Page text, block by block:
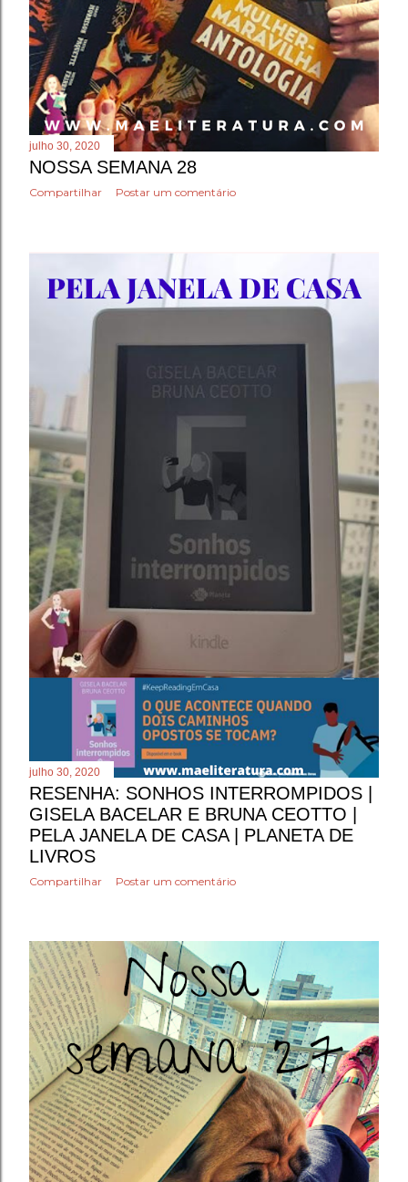
julho 30, 2020
NOSSA SEMANA 28
Compartilhar Postar um comentário
julho 30, 2020
RESENHA: SONHOS INTERROMPIDOS |
GISELA BACELAR E BRUNA CEOTTO |
PELA JANELA DE CASA | PLANETA DE
LIVROS
Compartilhar Postar um comentário